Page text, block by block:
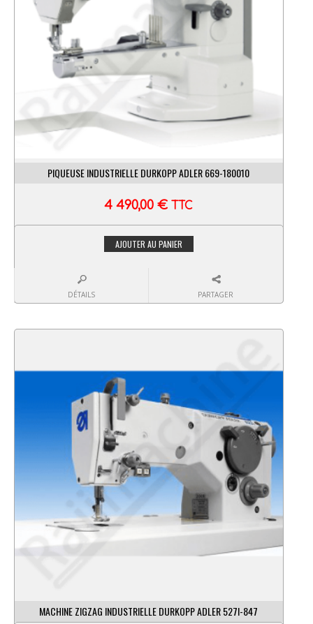
PIQUEUSE INDUSTRIELLE DURKOPP ADLER 669-180010
4 490,00€ TTC
AJOUTER AU PANIER
DÉTAILS PARTAGER
MACHINE ZIGZAG INDUSTRIELLE DURKOPP ADLER 527I-847